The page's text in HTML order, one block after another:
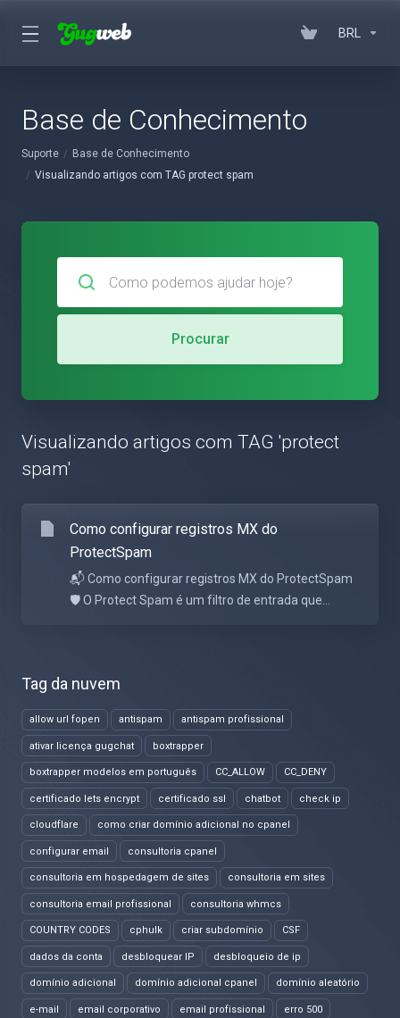
BRL
Base de Conhecimento
Suporte
Base de Conhecimento
Visualizando artigos com TAG protect spam
Tag da nuvem
allow url fopen antispam antispam profissional
ativar licença gugchat boxtrapper
boxtrapper modelos em português CC_ALLOW CC_DENY
certificado lets encrypt certificado ssl chatbot check ip
cloudflare como criar domínio adicional no cpanel
configurar email consultoria cpanel
consultoria em hospedagem de sites consultoria em sites
consultoria email profissional consultoria whmcs
COUNTRY CODES cphulk criar subdomínio CSF
dados da conta desbloquear IP desbloqueio de ip
domínio adicional domínio adicional cpanel domínio aleatório
e-mail email corporativo email profissional erro 500
Procurar
Visualizando artigos com TAG 'protect
spam'
Como configurar registros MX do
ProtectSpam
📬 Como configurar registros MX do ProtectSpam
🛡️ O Protect Spam é um filtro de entrada que...